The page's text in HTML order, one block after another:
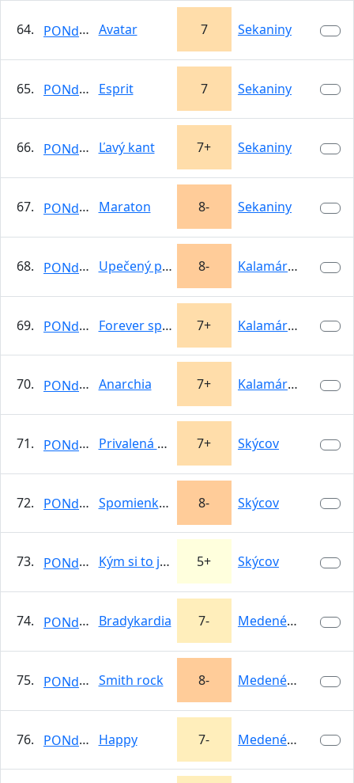
64. PONdeLOK Avatar 7 Sekaniny
65. PONdeLOK Esprit 7 Sekaniny
66. PONdeLOK Ľavý kant 7+ Sekaniny
67. PONdeLOK Maraton 8- Sekaniny
68. PONdeLOK Upečený pes 8- Kalamárka
69. PONdeLOK Forever spoony 7+ Kalamárka
70. PONdeLOK Anarchia 7+ Kalamárka
71. PONdeLOK Privalená balvanom 7+ Skýcov
72. PONdeLOK Spomienka na Sašu 8- Skýcov
73. PONdeLOK Kým si to ja rozmyslím 5+ Skýcov
74. PONdeLOK Bradykardia 7- Medené Hámre
75. PONdeLOK Smith rock 8- Medené Hámre
76. PONdeLOK Happy 7- Medené Hámre